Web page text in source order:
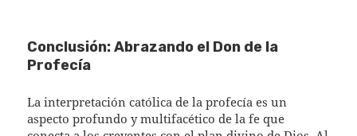
Conclusión: Abrazando el Don de la
Profecía
La interpretación católica de la profecía es un
aspecto profundo y multifacético de la fe que